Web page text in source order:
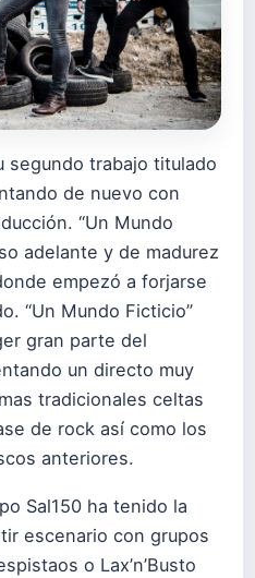
segundo trabajo titulado
de nuevo con
“Un Mundo
adelante y de madurez
empezó a forjarse
“Un Mundo Ficticio”
gran parte del
un directo muy
tradicionales celtas
de rock así como los
anteriores.
Sal150 ha tenido la
escenario con grupos
o Lax’n’Busto